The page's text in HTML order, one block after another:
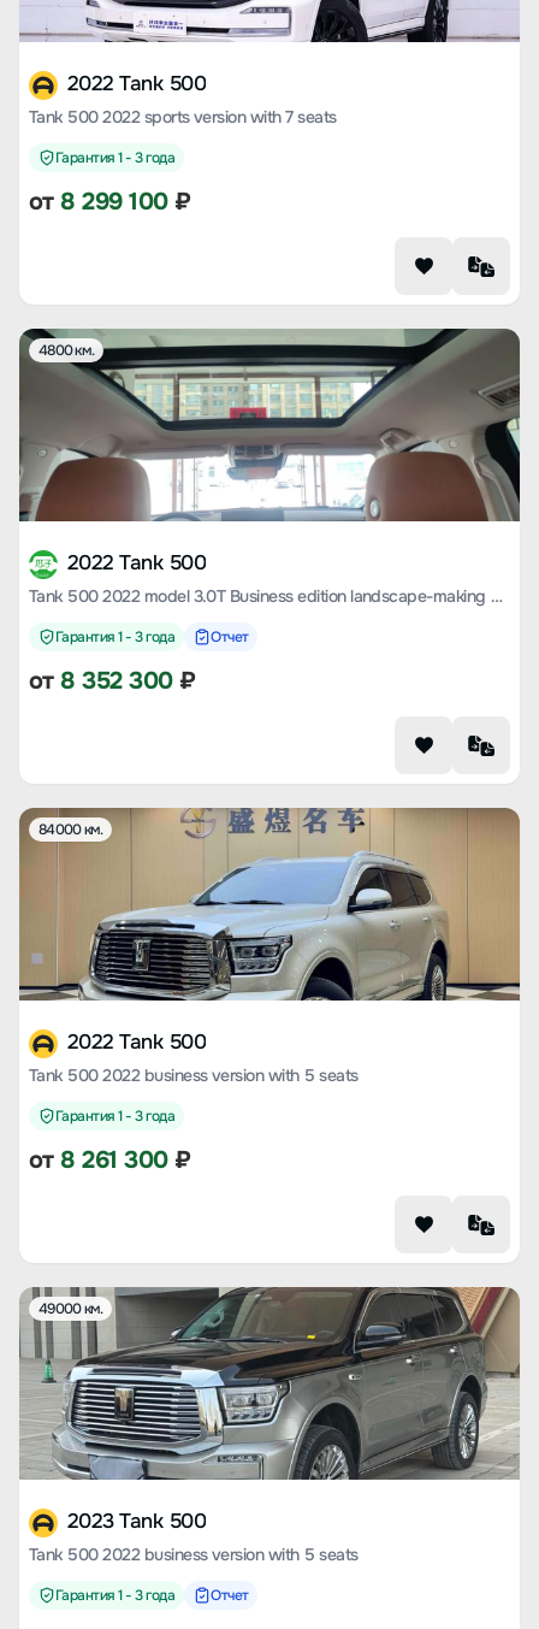
2022 Tank 500
Tank 500 2022 sports version with 7 seats
Гарантия 1 - 3 года
от 8 299 100₽
4800 км.
2022 Tank 500
Tank 500 2022 model 3.0T Business edition landscape-making 5-seater
Гарантия 1 - 3 года Отчет
от 8 352 300₽
84000 км.
2022 Tank 500
Tank 500 2022 business version with 5 seats
Гарантия 1 - 3 года
от 8 261 300₽
49000 км.
2023 Tank 500
Tank 500 2022 business version with 5 seats
Гарантия 1 - 3 года Отчет